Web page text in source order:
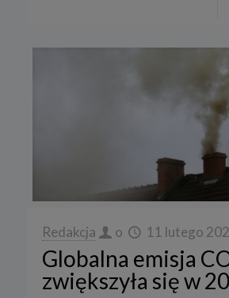
Redakcja o 11 lutego
Globalna emisja
zwiększyła się w